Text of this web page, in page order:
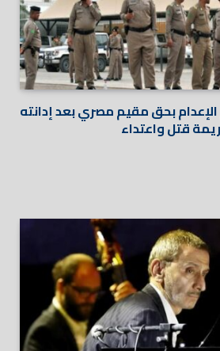
بحق مقيم مصري بعد إدانته
قتل واعتداء